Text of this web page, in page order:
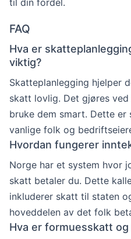
FAQ
Hva er
viktig?
Skatteplanlegging hjelper
skatt lovlig. Det gjøres
bruke dem smart. Dette
vanlige folk og
Hvordan fungerer
Norge har et system hvor
skatt betaler du. Dette
inkluderer skatt til staten
hoveddelen av det folk
Hva er formuesskatt